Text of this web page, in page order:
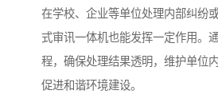
在学校、企业等单位处理内部纠纷
式审讯一体机也能发挥一定作用。
程，确保处理结果透明，维护单位
促进和谐环境建设。​